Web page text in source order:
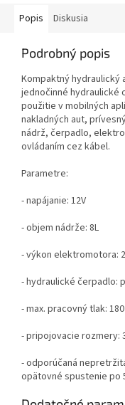
Popis Diskusia
Podrobný popis
Kompaktný hydraulický
jednočinné hydraulické
použitie v mobilných
nakladných aut,
nádrž, čerpadlo,
ovládaním cez kábel.
Parametre:
- napájanie: 12V
- objem nádrže: 8L
- výkon elektromotora:
- hydraulické čerpadlo:
- max. pracovný tlak:
- pripojovacie rozmery:
- odporúčaná
opätovné spustenie po